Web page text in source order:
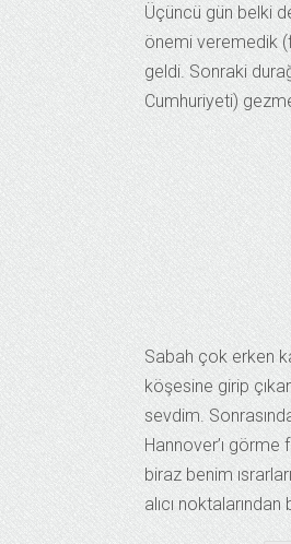
Üçüncü gün belki
önemi veremedik
geldi. Sonraki
Cumhuriyeti)
Sabah çok erken
köşesine girip
sevdim.
Hannover’ı
biraz benim
alıcı noktalarından